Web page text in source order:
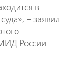
в
– заявил
России